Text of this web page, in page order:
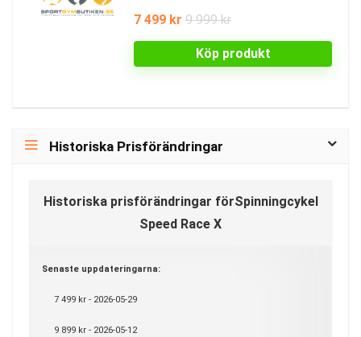
7 499 kr 9 999 kr
Köp produkt
Historiska Prisförändringar
Historiska prisförändringar förSpinningcykel
Speed Race X
Senaste uppdateringarna:
7 499 kr - 2026-05-29
9 899 kr - 2026-05-12